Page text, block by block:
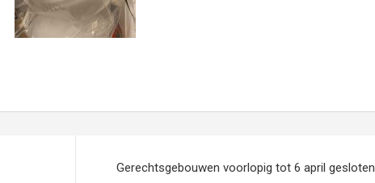
Gerechtsgebouwen voorlopig tot 6 april gesloten